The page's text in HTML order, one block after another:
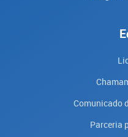
Comunicado
Parceria